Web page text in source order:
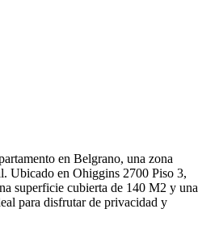
en Belgrano, una zona
Ubicado en Ohiggins 2700 Piso 3,
superficie cubierta de 140 M2 y una
para disfrutar de privacidad y